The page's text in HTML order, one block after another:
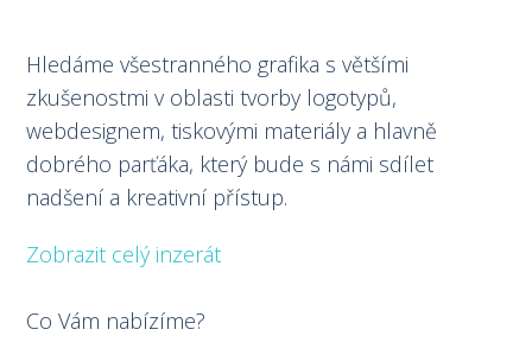
Hledáme všestranného grafika s většími
zkušenostmi v oblasti tvorby logotypů,
webdesignem, tiskovými materiály a hlavně
dobrého parťáka, který bude s námi sdílet
nadšení a kreativní přístup.
Zobrazit celý inzerát
Co Vám nabízíme?